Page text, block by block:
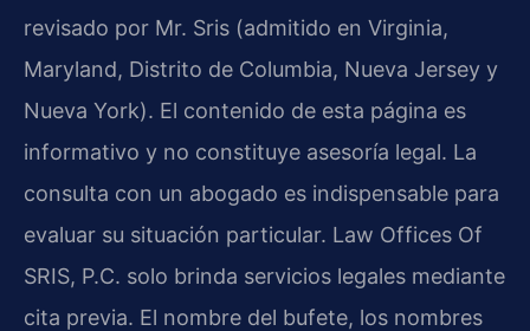
revisado por Mr. Sris (admitido en Virginia,
Maryland, Distrito de Columbia, Nueva Jersey y
Nueva York). El contenido de esta página es
informativo y no constituye asesoría legal. La
consulta con un abogado es indispensable para
evaluar su situación particular. Law Offices Of
SRIS, P.C. solo brinda servicios legales mediante
cita previa. El nombre del bufete, los nombres